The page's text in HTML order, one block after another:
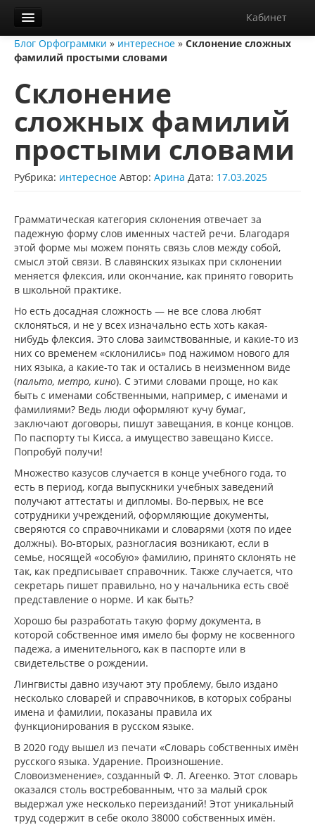
Кабинет
Орфограммка
Блог
О нас
Контакты
Справка
Блог Орфограммки » интересное » Склонение сложных
фамилий простыми словами
Склонение
сложных фамилий
простыми словами
Рубрика: интересное Автор: Арина Дата: 17.03.2025
Грамматическая категория склонения отвечает за
падежную форму слов именных частей речи. Благодаря
этой форме мы можем понять связь слов между собой,
смысл этой связи. В славянских языках при склонении
меняется флексия, или окончание, как принято говорить
в школьной практике.
Но есть досадная сложность — не все слова любят
склоняться, и не у всех изначально есть хоть какая-
нибудь флексия. Это слова заимствованные, и какие-то из
них со временем «склонились» под нажимом нового для
них языка, а какие-то так и остались в неизменном виде
(пальто, метро, кино). С этими словами проще, но как
быть с именами собственными, например, с именами и
фамилиями? Ведь люди оформляют кучу бумаг,
заключают договоры, пишут завещания, в конце концов.
По паспорту ты Кисса, а имущество завещано Киссе.
Попробуй получи!
Множество казусов случается в конце учебного года, то
есть в период, когда выпускники учебных заведений
получают аттестаты и дипломы. Во-первых, не все
сотрудники учреждений, оформляющие документы,
сверяются со справочниками и словарями (хотя по идее
должны). Во-вторых, разногласия возникают, если в
семье, носящей «особую» фамилию, принято склонять не
так, как предписывает справочник. Также случается, что
секретарь пишет правильно, но у начальника есть своё
представление о норме. И как быть?
Хорошо бы разработать такую форму документа, в
которой собственное имя имело бы форму не косвенного
падежа, а именительного, как в паспорте или в
свидетельстве о рождении.
Лингвисты давно изучают эту проблему, было издано
несколько словарей и справочников, в которых собраны
имена и фамилии, показаны правила их
функционирования в русском языке.
В 2020 году вышел из печати «Словарь собственных имён
русского языка. Ударение. Произношение.
Словоизменение», созданный Ф. Л. Агеенко. Этот словарь
оказался столь востребованным, что за малый срок
выдержал уже несколько переизданий! Этот уникальный
труд содержит в себе около 38000 собственных имён.